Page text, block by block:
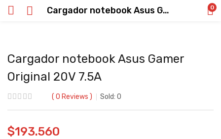
Cargador notebook Asus Gamer Original 20V 7.5A 0
Cargador notebook Asus Gamer
Original 20V 7.5A
0 Reviews Sold: 0
$193.560